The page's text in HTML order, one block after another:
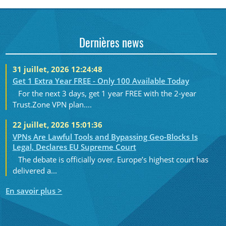
Dernières news
31 juillet, 2026 12:24:48
Get 1 Extra Year FREE - Only 100 Available Today
For the next 3 days, get 1 year FREE with the 2-year
Trust.Zone VPN plan....
22 juillet, 2026 15:01:36
VPNs Are Lawful Tools and Bypassing Geo-Blocks Is
Legal, Declares EU Supreme Court
The debate is officially over. Europe’s highest court has
delivered a...
En savoir plus >